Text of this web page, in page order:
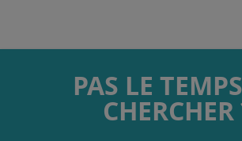
PAS LE
CHERCHER